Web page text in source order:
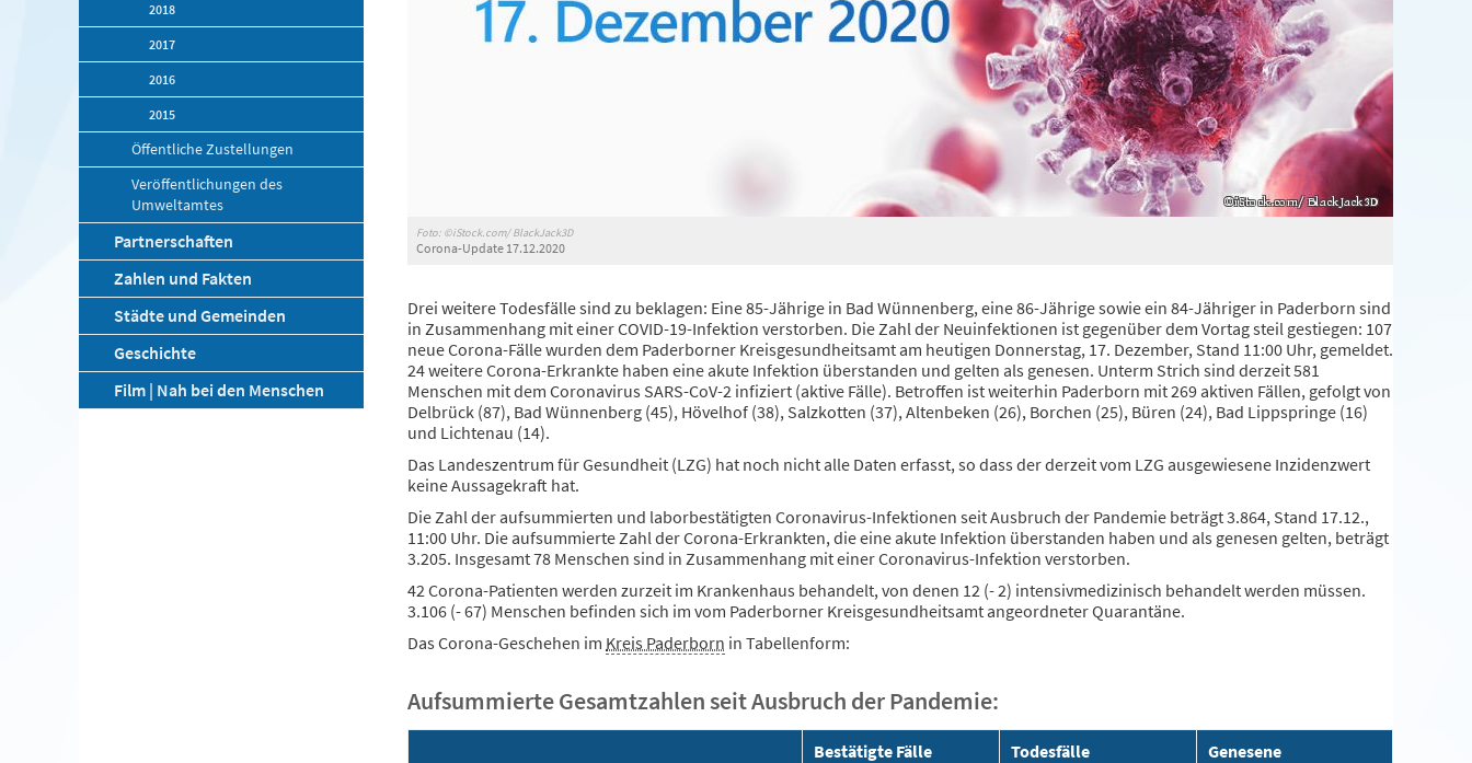
2018
2017
2016
2015
Öffentliche Zustellungen
Veröffentlichungen des
Umweltamtes
Partnerschaften
Zahlen und Fakten
Städte und Gemeinden
Geschichte
Film | Nah bei den Menschen
Foto: ©iStock.com/ BlackJack3D
Corona-Update 17.12.2020
Drei weitere Todesfälle sind zu beklagen: Eine 85-Jährige in Bad Wünnenberg, eine 86-Jährige sowie ein 84-Jähriger in Paderborn sind
in Zusammenhang mit einer COVID-19-Infektion verstorben. Die Zahl der Neuinfektionen ist gegenüber dem Vortag steil gestiegen: 107
neue Corona-Fälle wurden dem Paderborner Kreisgesundheitsamt am heutigen Donnerstag, 17. Dezember, Stand 11:00 Uhr, gemeldet.
24 weitere Corona-Erkrankte haben eine akute Infektion überstanden und gelten als genesen. Unterm Strich sind derzeit 581
Menschen mit dem Coronavirus SARS-CoV-2 infiziert (aktive Fälle). Betroffen ist weiterhin Paderborn mit 269 aktiven Fällen, gefolgt von
Delbrück (87), Bad Wünnenberg (45), Hövelhof (38), Salzkotten (37), Altenbeken (26), Borchen (25), Büren (24), Bad Lippspringe (16)
und Lichtenau (14).
Das Landeszentrum für Gesundheit (LZG) hat noch nicht alle Daten erfasst, so dass der derzeit vom LZG ausgewiesene Inzidenzwert
keine Aussagekraft hat.
Die Zahl der aufsummierten und laborbestätigten Coronavirus-Infektionen seit Ausbruch der Pandemie beträgt 3.864, Stand 17.12.,
11:00 Uhr. Die aufsummierte Zahl der Corona-Erkrankten, die eine akute Infektion überstanden haben und als genesen gelten, beträgt
3.205. Insgesamt 78 Menschen sind in Zusammenhang mit einer Coronavirus-Infektion verstorben.
42 Corona-Patienten werden zurzeit im Krankenhaus behandelt, von denen 12 (- 2) intensivmedizinisch behandelt werden müssen.
3.106 (- 67) Menschen befinden sich im vom Paderborner Kreisgesundheitsamt angeordneter Quarantäne.
Das Corona-Geschehen im Kreis Paderborn in Tabellenform:
Aufsummierte Gesamtzahlen seit Ausbruch der Pandemie:
Bestätigte Fälle Todesfälle Genesene